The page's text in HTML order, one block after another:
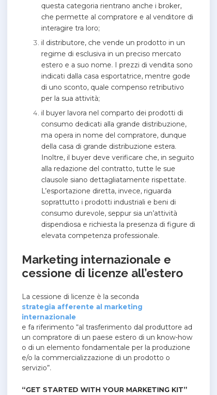
questa categoria rientrano anche i broker,
che permette al compratore e al venditore di
interagire tra loro;
il distributore, che vende un prodotto in un
regime di esclusiva in un preciso mercato
estero e a suo nome. I prezzi di vendita sono
indicati dalla casa esportatrice, mentre gode
di uno sconto, quale compenso retributivo
per la sua attività;
il buyer lavora nel comparto dei prodotti di
consumo dedicati alla grande distribuzione,
ma opera in nome del compratore, dunque
della casa di grande distribuzione estera.
Inoltre, il buyer deve verificare che, in seguito
alla redazione del contratto, tutte le sue
clausole siano dettagliatamente rispettate.
L’esportazione diretta, invece, riguarda
soprattutto i prodotti industriali e beni di
consumo durevole, seppur sia un’attività
dispendiosa e richiesta la presenza di figure di
elevata competenza professionale.
Marketing internazionale e
cessione di licenze all’estero
La cessione di licenze è la seconda
strategia afferente al marketing
internazionale
e fa riferimento “al trasferimento dal produttore ad
un compratore di un paese estero di un know-how
o di un elemento fondamentale per la produzione
e/o la commercializzazione di un prodotto o
servizio”.
“GET STARTED WITH YOUR MARKETING KIT”